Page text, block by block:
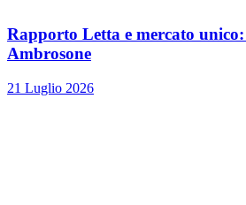
Rapporto Letta e mercato
Ambrosone
21 Luglio 2026